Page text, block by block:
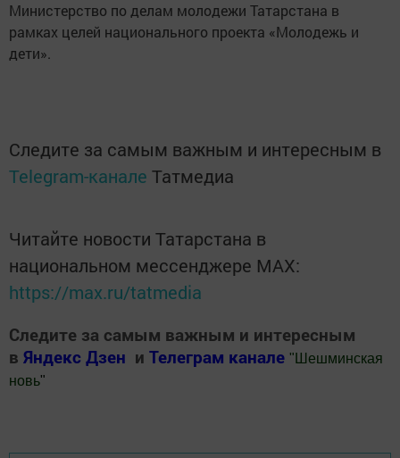
Министерство по делам молодежи Татарстана в
рамках целей национального проекта «Молодежь и
дети».
Следите за самым важным и интересным в
Telegram-канале Татмедиа
Читайте новости Татарстана в
национальном мессенджере MАХ:
https://max.ru/tatmedia
Следите за самым важным и интересным
в Яндекс Дзен и Телеграм канале " Шешминская
новь"